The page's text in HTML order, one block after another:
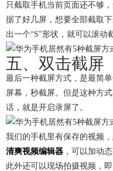
只截取手机当前页面还不够
据了好几屏，想要全部截取
出一个“S”形状，就可以滚动
五、双击截屏
最后一种截屏方式，是最简
屏幕，秒截屏。但是这种方
话，就是开启录屏了。
我们的手机里有保存的视频
清爽视频编辑器 ，可以加动
此外还可以现场拍摄视频，即